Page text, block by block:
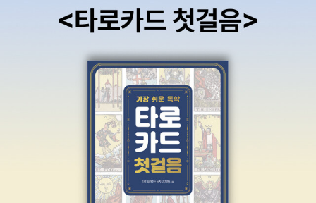
동아시아의 언어와 문화, 개념이 그 수용체로 활용될 수밖에 없었음
을 생각할 때, 이는 서구의 과학적 개념이 동아시아의 전통적인 사상
헤겔이 말하는 변증법적 사유에서 이야기하는 것과 같이, 서로 다른
사상이 부딪히면서 작금의 사고 체계가 만들어진 새로운 탄생의 과정
이기도 했다. 우리가 지금 이 책에서 들여다보고자 하는 것은 바로 그
고 체계에서 작동하는 방식을 이해할 수 있다 과학은 무엇일까? 또
물리란 무엇이고, 철학은 무엇일까? 선문답 같지만 이런 질문을 받았
을 때 명확하게 즉답할 수 있는 사람은 그렇게 많지 않을 것이다. 우리